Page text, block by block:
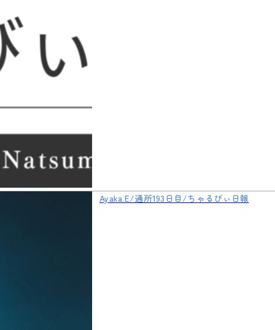
Ayaka.E/通所193日目/ちゃるびぃ日報